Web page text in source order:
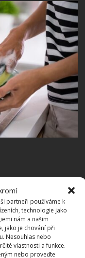
partneři používáme k
technologie jako
nám a našim
jako je chování při
Nesouhlas nebo
vlastnosti a funkce.
nebo proveďte
prášek, aby
kupovat, ale
smíchejte 50
citronové a
Vše důkladně
prášek máte